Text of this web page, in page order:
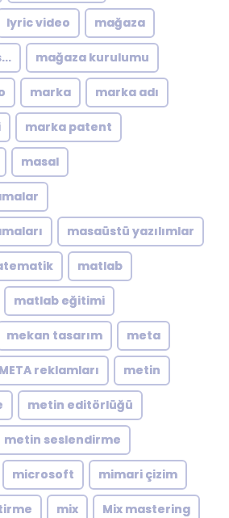
lyric video mağaza
mağaza kurulumu
marka marka adı
marka patent
masal
masaüstü yazılımlar
matlab
matlab eğitimi
mekan tasarım meta
META reklamları metin
metin editörlüğü
metin seslendirme
microsoft mimari çizim
mix Mix mastering